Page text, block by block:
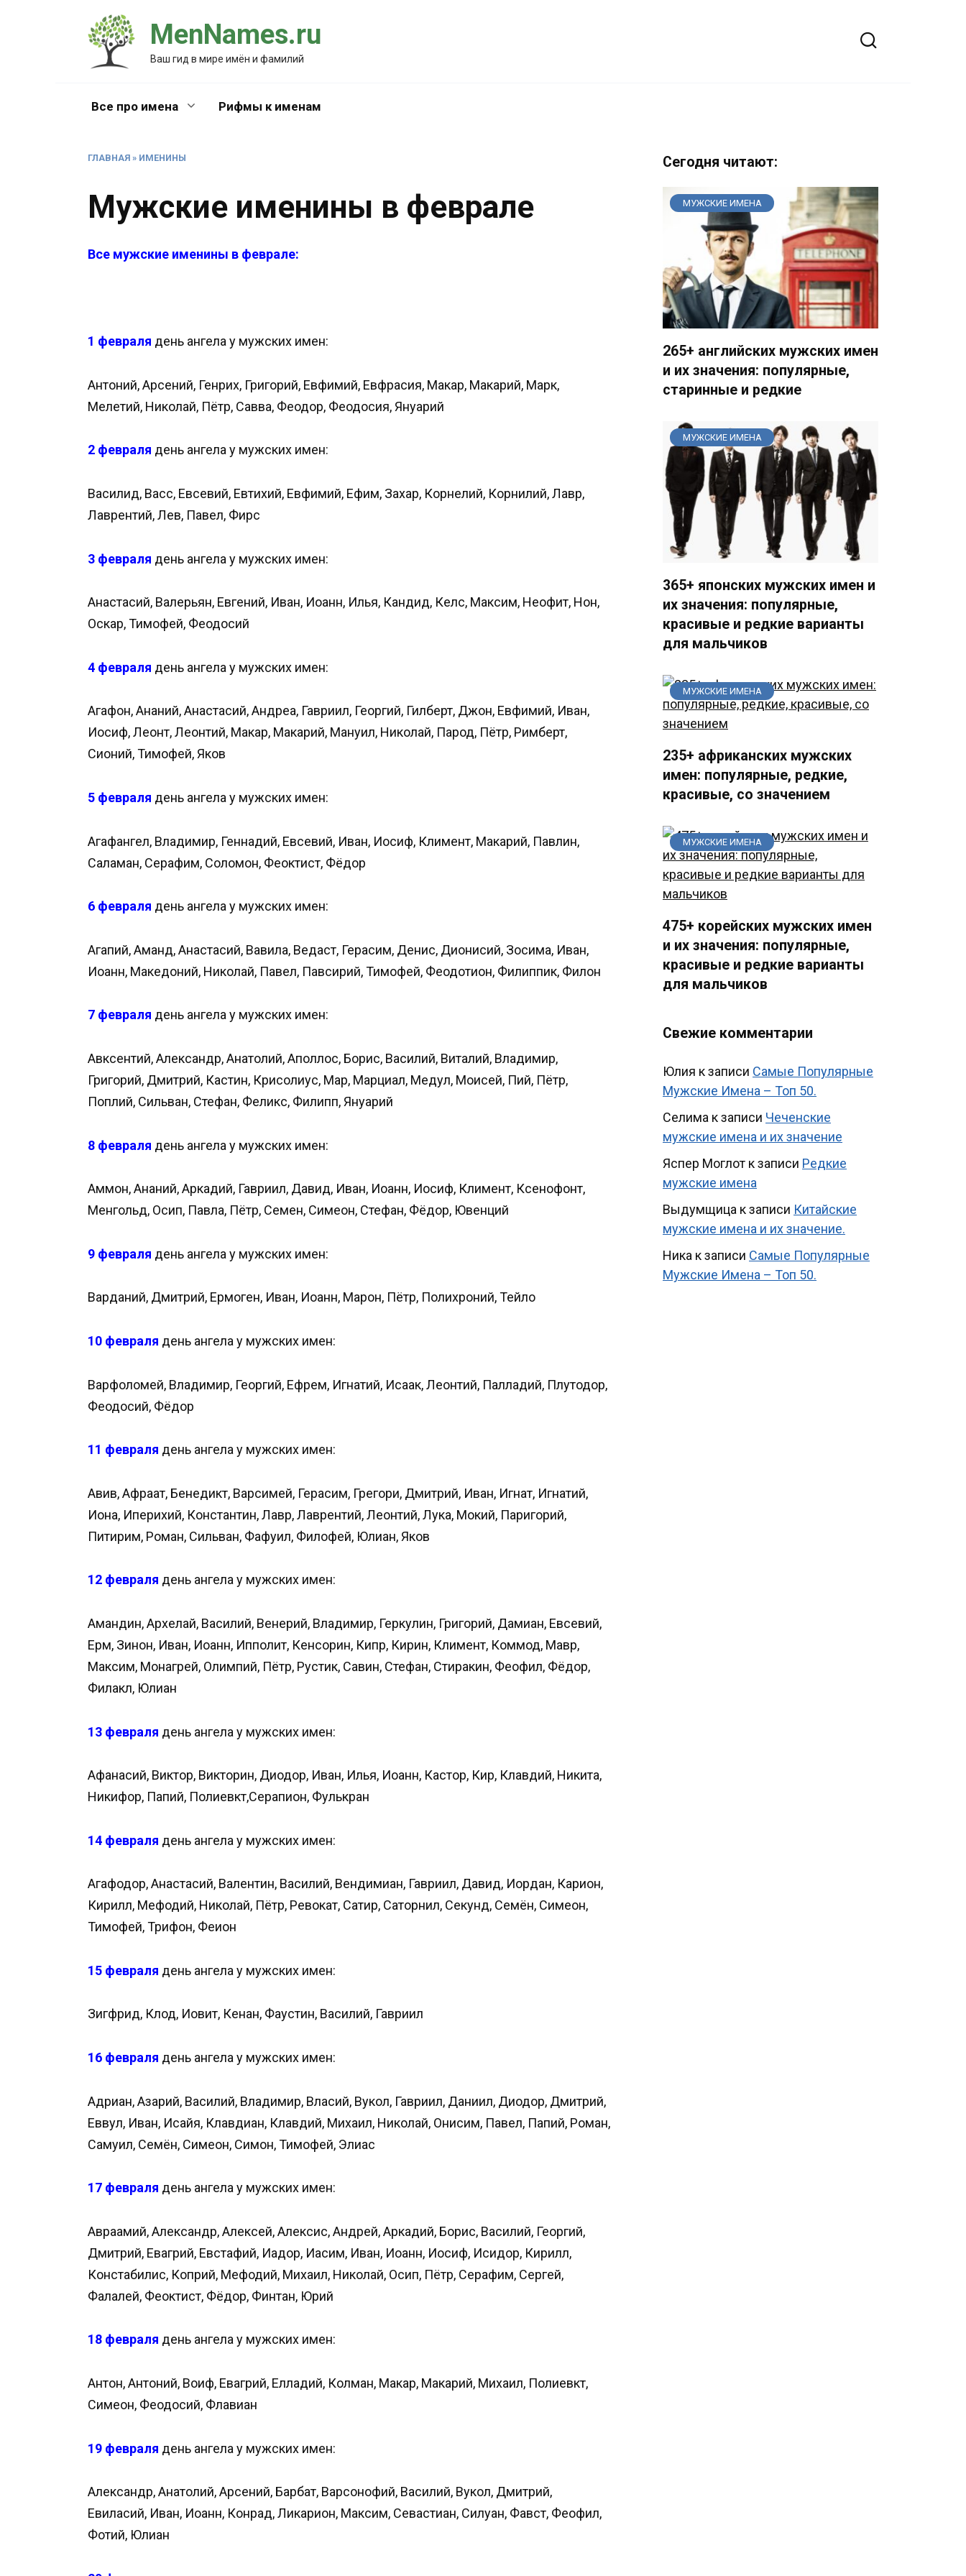
MenNames.ru
Ваш гид в мире имён и фамилий
Все про имена Рифмы к именам
ГЛАВНАЯ » ИМЕНИНЫ
Мужские именины в феврале
Все мужские именины в феврале:
1 февраля день ангела у мужских имен:
Антоний, Арсений, Генрих, Григорий, Евфимий, Евфрасия, Макар, Макарий, Марк,
Мелетий, Николай, Пётр, Савва, Феодор, Феодосия, Януарий
2 февраля день ангела у мужских имен:
Василид, Васс, Евсевий, Евтихий, Евфимий, Ефим, Захар, Корнелий, Корнилий, Лавр,
Лаврентий, Лев, Павел, Фирс
3 февраля день ангела у мужских имен:
Анастасий, Валерьян, Евгений, Иван, Иоанн, Илья, Кандид, Келс, Максим, Неофит, Нон,
Оскар, Тимофей, Феодосий
4 февраля день ангела у мужских имен:
Агафон, Ананий, Анастасий, Андреа, Гавриил, Георгий, Гилберт, Джон, Евфимий, Иван,
Иосиф, Леонт, Леонтий, Макар, Макарий, Мануил, Николай, Парод, Пётр, Римберт,
Сионий, Тимофей, Яков
5 февраля день ангела у мужских имен:
Агафангел, Владимир, Геннадий, Евсевий, Иван, Иосиф, Климент, Макарий, Павлин,
Саламан, Серафим, Соломон, Феоктист, Фёдор
6 февраля день ангела у мужских имен:
Агапий, Аманд, Анастасий, Вавила, Ведаст, Герасим, Денис, Дионисий, Зосима, Иван,
Иоанн, Македоний, Николай, Павел, Павсирий, Тимофей, Феодотион, Филиппик, Филон
7 февраля день ангела у мужских имен:
Авксентий, Александр, Анатолий, Аполлос, Борис, Василий, Виталий, Владимир,
Григорий, Дмитрий, Кастин, Крисолиус, Мар, Марциал, Медул, Моисей, Пий, Пётр,
Поплий, Сильван, Стефан, Феликс, Филипп, Януарий
8 февраля день ангела у мужских имен:
Аммон, Ананий, Аркадий, Гавриил, Давид, Иван, Иоанн, Иосиф, Климент, Ксенофонт,
Менгольд, Осип, Павла, Пётр, Семен, Симеон, Стефан, Фёдор, Ювенций
9 февраля день ангела у мужских имен:
Варданий, Дмитрий, Ермоген, Иван, Иоанн, Марон, Пётр, Полихроний, Тейло
10 февраля день ангела у мужских имен:
Варфоломей, Владимир, Георгий, Ефрем, Игнатий, Исаак, Леонтий, Палладий, Плутодор,
Феодосий, Фёдор
11 февраля день ангела у мужских имен:
Авив, Афраат, Бенедикт, Варсимей, Герасим, Грегори, Дмитрий, Иван, Игнат, Игнатий,
Иона, Иперихий, Константин, Лавр, Лаврентий, Леонтий, Лука, Мокий, Паригорий,
Питирим, Роман, Сильван, Фафуил, Филофей, Юлиан, Яков
12 февраля день ангела у мужских имен:
Амандин, Архелай, Василий, Венерий, Владимир, Геркулин, Григорий, Дамиан, Евсевий,
Ерм, Зинон, Иван, Иоанн, Ипполит, Кенсорин, Кипр, Кирин, Климент, Коммод, Мавр,
Максим, Монагрей, Олимпий, Пётр, Рустик, Савин, Стефан, Стиракин, Феофил, Фёдор,
Филакл, Юлиан
13 февраля день ангела у мужских имен:
Афанасий, Виктор, Викторин, Диодор, Иван, Илья, Иоанн, Кастор, Кир, Клавдий, Никита,
Никифор, Папий, Полиевкт,Серапион, Фулькран
14 февраля день ангела у мужских имен:
Агафодор, Анастасий, Валентин, Василий, Вендимиан, Гавриил, Давид, Иордан, Карион,
Кирилл, Мефодий, Николай, Пётр, Ревокат, Сатир, Саторнил, Секунд, Семён, Симеон,
Тимофей, Трифон, Феион
15 февраля день ангела у мужских имен:
Зигфрид, Клод, Иовит, Кенан, Фаустин, Василий, Гавриил
16 февраля день ангела у мужских имен:
Адриан, Азарий, Василий, Владимир, Власий, Вукол, Гавриил, Даниил, Диодор, Дмитрий,
Еввул, Иван, Исайя, Клавдиан, Клавдий, Михаил, Николай, Онисим, Павел, Папий, Роман,
Самуил, Семён, Симеон, Симон, Тимофей, Элиас
17 февраля день ангела у мужских имен:
Авраамий, Александр, Алексей, Алексис, Андрей, Аркадий, Борис, Василий, Георгий,
Дмитрий, Евагрий, Евстафий, Иадор, Иасим, Иван, Иоанн, Иосиф, Исидор, Кирилл,
Констабилис, Коприй, Мефодий, Михаил, Николай, Осип, Пётр, Серафим, Сергей,
Фалалей, Феоктист, Фёдор, Финтан, Юрий
18 февраля день ангела у мужских имен:
Антон, Антоний, Воиф, Евагрий, Елладий, Колман, Макар, Макарий, Михаил, Полиевкт,
Симеон, Феодосий, Флавиан
19 февраля день ангела у мужских имен:
Александр, Анатолий, Арсений, Барбат, Варсонофий, Василий, Вукол, Дмитрий,
Евиласий, Иван, Иоанн, Конрад, Ликарион, Максим, Севастиан, Силуан, Фавст, Феофил,
Фотий, Юлиан
Сегодня читают:
МУЖСКИЕ ИМЕНА
265+ английских мужских имен
и их значения: популярные,
старинные и редкие
МУЖСКИЕ ИМЕНА
365+ японских мужских имен и
их значения: популярные,
красивые и редкие варианты
для мальчиков
МУЖСКИЕ ИМЕНА
235+ африканских мужских
имен: популярные, редкие,
красивые, со значением
МУЖСКИЕ ИМЕНА
475+ корейских мужских имен
и их значения: популярные,
красивые и редкие варианты
для мальчиков
Свежие комментарии
Юлия к записи Самые Популярные
Мужские Имена – Топ 50.
Селима к записи Чеченские
мужские имена и их значение
Яспер Моглот к записи Редкие
мужские имена
Выдумщица к записи Китайские
мужские имена и их значение.
Ника к записи Самые Популярные
Мужские Имена – Топ 50.